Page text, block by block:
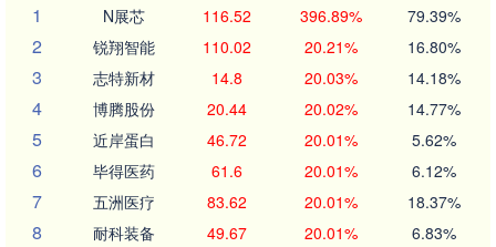
1
N展芯 116.52 396.89% 79.39%
2 锐翔智能 110.02 20.21% 16.80%
3 志特新材 14.8 20.03% 14.18%
4 博腾股份 20.44 20.02% 14.77%
5 近岸蛋白 46.72 20.01% 5.62%
6 毕得医药 61.6 20.01% 6.12%
7 五洲医疗 83.62 20.01% 18.37%
8 耐科装备 49.67 20.01% 6.83%